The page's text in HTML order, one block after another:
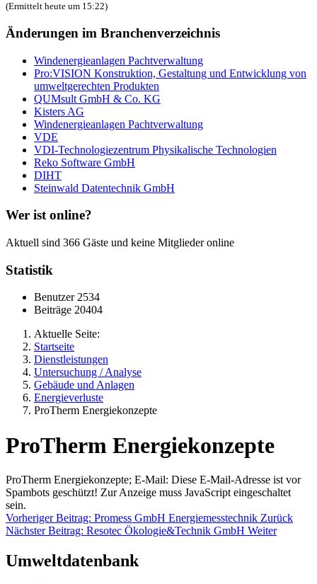
(Ermittelt heute um 15:22)
Änderungen im Branchenverzeichnis
Windenergieanlagen Pachtverwaltung
Pro:VISION Konstruktion, Gestaltung und Entwicklung von
umweltgerechten Produkten
QUMsult GmbH & Co. KG
Kisters AG
Windenergieanlagen Pachtverwaltung
VDE
VDI-Technologiezentrum Physikalische Technologien
Reko Software GmbH
DIHT
Steinwald Datentechnik GmbH
Wer ist online?
Aktuell sind 366 Gäste und keine Mitglieder online
Statistik
Benutzer2534
Beiträge 20404
Aktuelle Seite:
Startseite
Dienstleistungen
Untersuchung / Analyse
Gebäude und Anlagen
Energieverluste
ProTherm Energiekonzepte
ProTherm Energiekonzepte
ProTherm Energiekonzepte; E-Mail: Diese E-Mail-Adresse ist vor
Spambots geschützt! Zur Anzeige muss JavaScript eingeschaltet
sein.
Vorheriger Beitrag: Promess GmbH Energiemesstechnik Zurück
Nächster Beitrag: Resotec Ökologie&Technik GmbH Weiter
Umweltdatenbank